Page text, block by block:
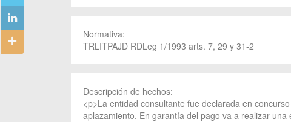
Normativa:
TRLITPAJD RDLeg 1/1993 arts. 7, 29 y 31-2
Descripción de hechos:
<p>La entidad consultante fue declarada en
aplazamiento. En garantía del pago va a realizar